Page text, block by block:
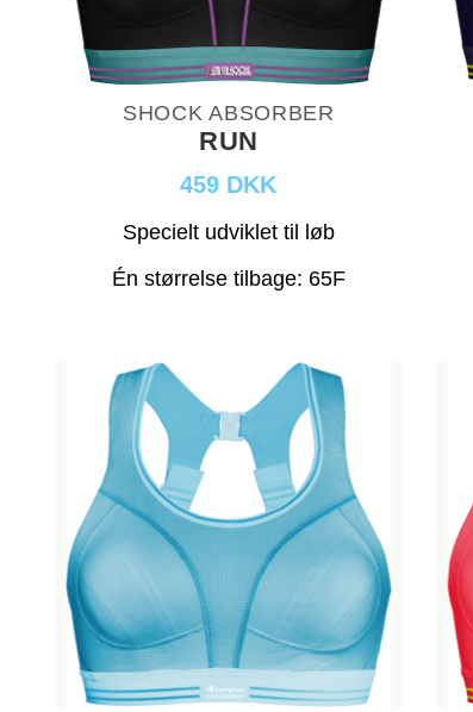
SHOCK ABSORBER
RUN
459 DKK
Specielt udviklet til løb
Én størrelse tilbage: 65F